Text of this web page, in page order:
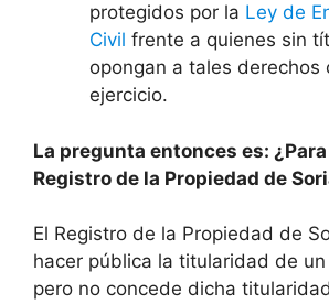
protegidos por la Ley de
Civil frente a quienes sin
opongan a tales derechos
ejercicio.
La pregunta entonces es:
Registro de la Propiedad de
El Registro de la Propiedad de
hacer pública la titularidad de
pero no concede dicha